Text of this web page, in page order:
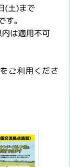
(土)まで
。
は適用不可
ご利用くださ